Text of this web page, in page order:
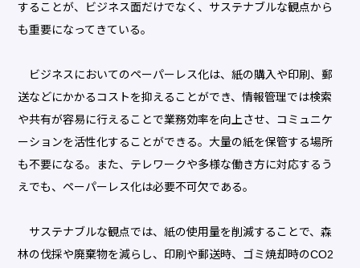
することが、ビジネス面だけでなく、サステナブルな観点から
も重要になってきている。
ビジネスにおいてのペーパーレス化は、紙の購入や印刷、郵
送などにかかるコストを抑えることができ、情報管理では検索
や共有が容易に行えることで業務効率を向上させ、コミュニケ
ーションを活性化することができる。大量の紙を保管する場所
も不要になる。また、テレワークや多様な働き方に対応するう
えでも、ペーパーレス化は必要不可欠である。
サステナブルな観点では、紙の使用量を削減することで、森
林の伐採や廃棄物を減らし、印刷や郵送時、ゴミ焼却時のCO2